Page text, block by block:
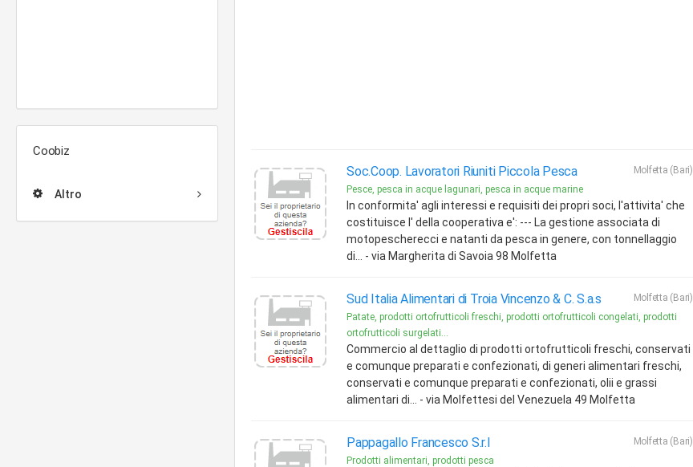
Coobiz
Altro
Soc.Coop. Lavoratori Riuniti Piccola Pesca
Molfetta (Bari)
Pesce, pesca in acque lagunari, pesca in acque marine
In conformita' agli interessi e requisiti dei propri soci, l'attivita' che
costituisce l' della cooperativa e': --- La gestione associata di
motopescherecci e natanti da pesca in genere, con tonnellaggio
di... - via Margherita di Savoia 98 Molfetta
Sud Italia Alimentari di Troia Vincenzo & C. S.a.s
Molfetta (Bari)
Patate, prodotti ortofrutticoli freschi, prodotti ortofrutticoli congelati, prodotti
ortofrutticoli surgelati...
Commercio al dettaglio di prodotti ortofrutticoli freschi, conservati
e comunque preparati e confezionati, di generi alimentari freschi,
conservati e comunque preparati e confezionati, olii e grassi
alimentari di... - via Molfettesi del Venezuela 49 Molfetta
Pappagallo Francesco S.r.l
Molfetta (Bari)
Prodotti alimentari, prodotti pesca